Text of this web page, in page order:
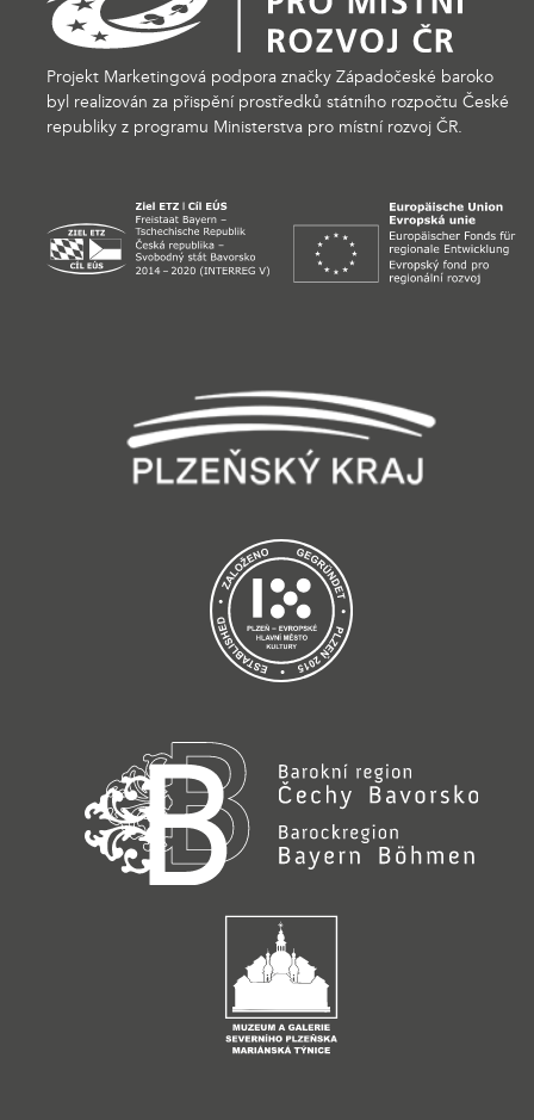
Projekt Marketingová podpora značky Západočeské baroko
byl realizován za přispění prostředků státního rozpočtu České
republiky z programu Ministerstva pro místní rozvoj ČR.